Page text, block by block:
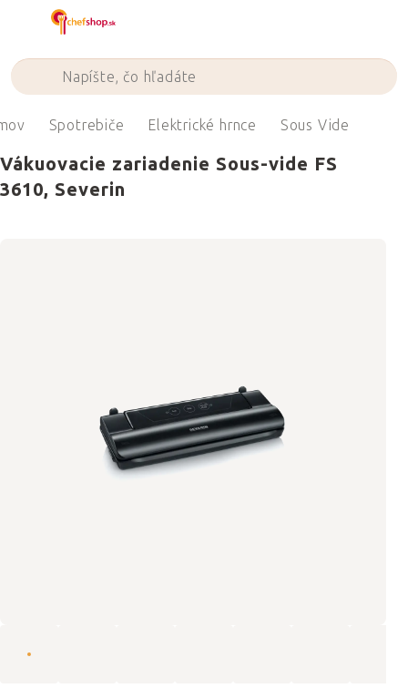
Spotrebiče Elektrické hrnce Sous Vide
Vákuovacie zariadenie Sous-vide FS
3610, Severin